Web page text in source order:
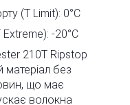
(T Limit): 0°C
-20°C
210T Ripstop
матеріал без
що має
волокна